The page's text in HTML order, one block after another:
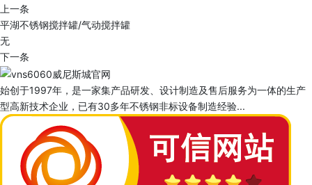
上一条
平湖不锈钢搅拌罐/气动搅拌罐
无
下一条
始创于1997年，是一家集产品研发、设计制造及售后服务为一体的生产
型高新技术企业，已有30多年不锈钢非标设备制造经验...